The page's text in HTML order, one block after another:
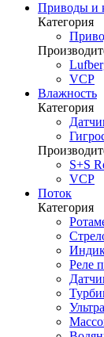
Приводы и
Категория
VCP
Влажность
Категория
S+S
VCP
Поток
Категория
Реле